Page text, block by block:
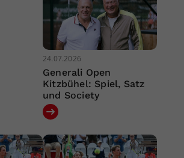
24.07.2026
Generali Open
Kitzbühel: Spiel, Satz
und Society